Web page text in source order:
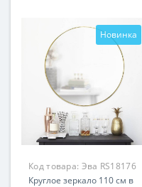
Новинка
Код товара: Эва RS18176
Круглое зеркало 110 см в